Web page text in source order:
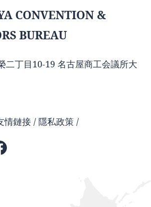
CONVENTION &
BUREAU
二丁目10-19 名古屋商工会議所大
情鏈接 隱私政策